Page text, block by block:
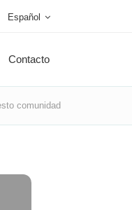
Español
Contacto
comunidad